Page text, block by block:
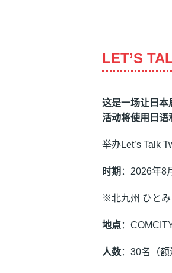
LET’S
这是一场让 日
活动将使用日 语
举办Let’s Talk
时期 ：2026年8
※北九州 ひとみ
地点：
人数：30名（额